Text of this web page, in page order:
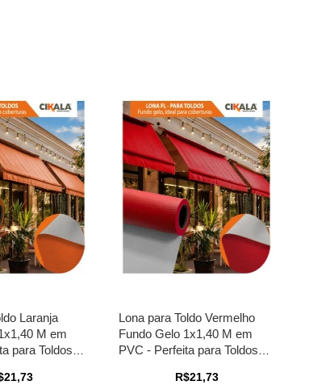
Laranja
M em
para Toldos
Lona para Toldo Vermelho
Fundo Gelo 1x1,40 M em
PVC - Perfeita para Toldos
R$21,73